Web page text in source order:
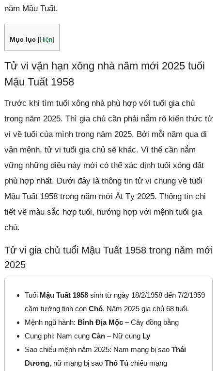
năm Mậu Tuất.
Mục lục Hiện]
Tử vi vận hạn xông nhà năm mới 2025 tuổi
Mậu Tuất 1958
Trước khi tìm tuổi xông nhà phù hợp với tuổi gia chủ
trong năm 2025. Thì gia chủ cần phải nắm rõ kiến thức tử
vi về tuổi của mình trong năm 2025. Bởi mỗi năm qua đi
vận mệnh, tử vi tuổi gia chủ sẽ khác. Vì thế cần nắm
vững những điều này mới có thể xác định tuổi xông đất
phù hợp nhất. Dưới đây là thông tin tử vi chung về tuổi
Mậu Tuất 1958 trong năm mới Ất Tỵ 2025. Thông tin chi
tiết về màu sắc hợp tuổi, hướng hợp với mệnh tuổi gia
chủ.
Tử vi gia chủ tuổi Mậu Tuất 1958 trong năm mới
2025
Tuổi Mậu Tuất 1958 sinh từ ngày 18/2/1958 đến 7/2/1959
cầm tướng tinh conChó. Năm 2025 gia chủ 68 tuổi.
Mệnh ngũ hành: Bình Địa Mộc – Cây đồng bằng
Cung phi: Nam cungCàn – Nữ cung Ly
Sao chiếu mệnh năm 2025: Nam mạng bị saoThái
Dương, nữ mạng bị saoThổ Tú chiếu mạng